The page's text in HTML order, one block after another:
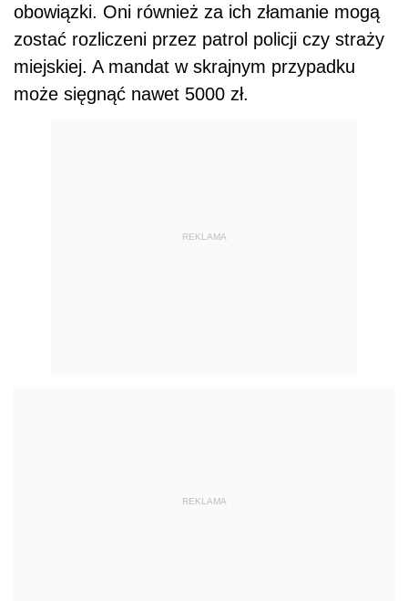
obowiązki. Oni również za ich złamanie mogą
zostać rozliczeni przez patrol policji czy straży
miejskiej. A mandat w skrajnym przypadku
może sięgnąć nawet 5000 zł.
REKLAMA
REKLAMA